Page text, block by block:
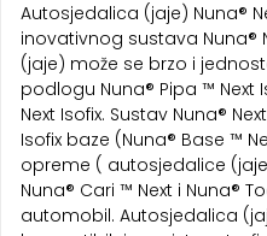
Autosjedalica (jaje) Nuna®
inovativnog sustava Nuna®
(jaje) može se brzo i
podlogu Nuna® Pipa ™ Next
Next Isofix. Sustav Nuna®
Isofix baze (Nuna® Base ™
opreme ( autosjedalice
Nuna® Cari ™ Next i Nuna®
automobil. Autosjedalica